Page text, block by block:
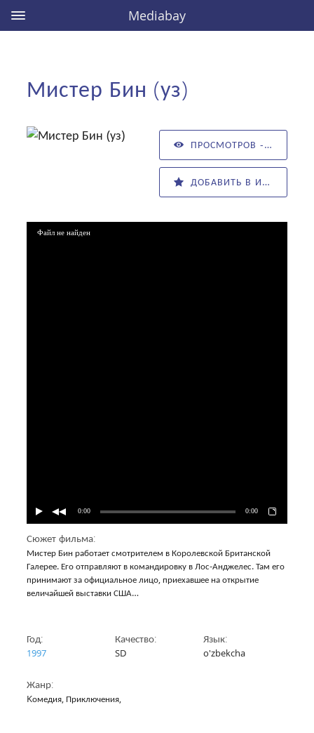
Mediabay
Мистер Бин (уз)
ПРОСМОТРОВ - 10011
ДОБАВИТЬ В ИЗБРАННОЕ
Файл не найден
0:00 0:00
Сюжет фильма:
Мистер Бин работает смотрителем в Королевской Британской
Галерее. Его отправляют в командировку в Лос-Анджелес. Там его
принимают за официальное лицо, приехавшее на открытие
величайшей выставки США…
Год:
1997
Качество:
SD
Язык:
o'zbekcha
Жанр:
Kомедия, Приключения,